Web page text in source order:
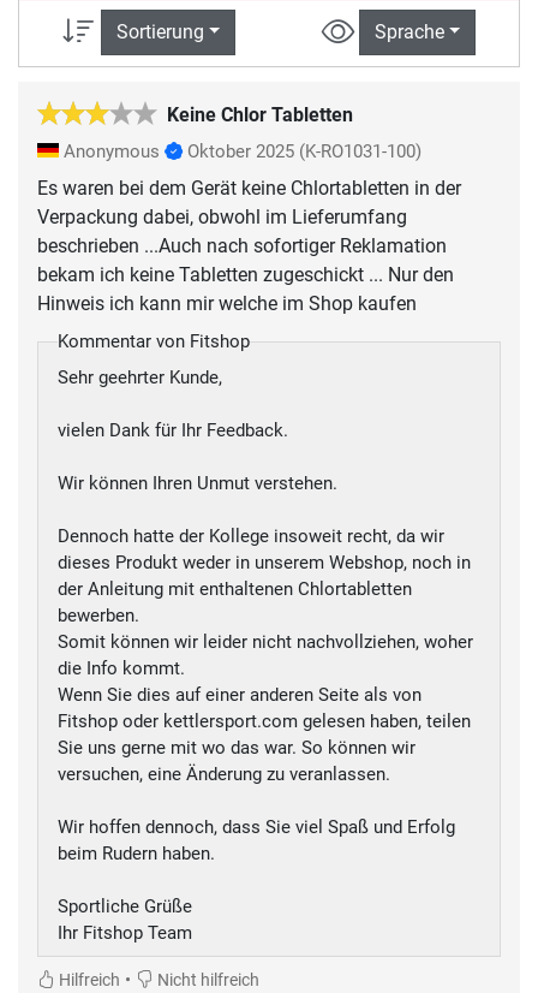
Sortierung Sprache
Keine Chlor Tabletten
Anonymous Oktober 2025 (K-RO1031-100)
Es waren bei dem Gerät keine Chlortabletten in der
Verpackung dabei, obwohl im Lieferumfang
beschrieben ...Auch nach sofortiger Reklamation
bekam ich keine Tabletten zugeschickt ... Nur den
Hinweis ich kann mir welche im Shop kaufen
Kommentar von Fitshop
Sehr geehrter Kunde,
vielen Dank für Ihr Feedback.
Wir können Ihren Unmut verstehen.
Dennoch hatte der Kollege insoweit recht, da wir
dieses Produkt weder in unserem Webshop, noch in
der Anleitung mit enthaltenen Chlortabletten
bewerben.
Somit können wir leider nicht nachvollziehen, woher
die Info kommt.
Wenn Sie dies auf einer anderen Seite als von
Fitshop oder kettlersport.com gelesen haben, teilen
Sie uns gerne mit wo das war. So können wir
versuchen, eine Änderung zu veranlassen.
Wir hoffen dennoch, dass Sie viel Spaß und Erfolg
beim Rudern haben.
Sportliche Grüße
Ihr Fitshop Team
Hilfreich • Nicht hilfreich